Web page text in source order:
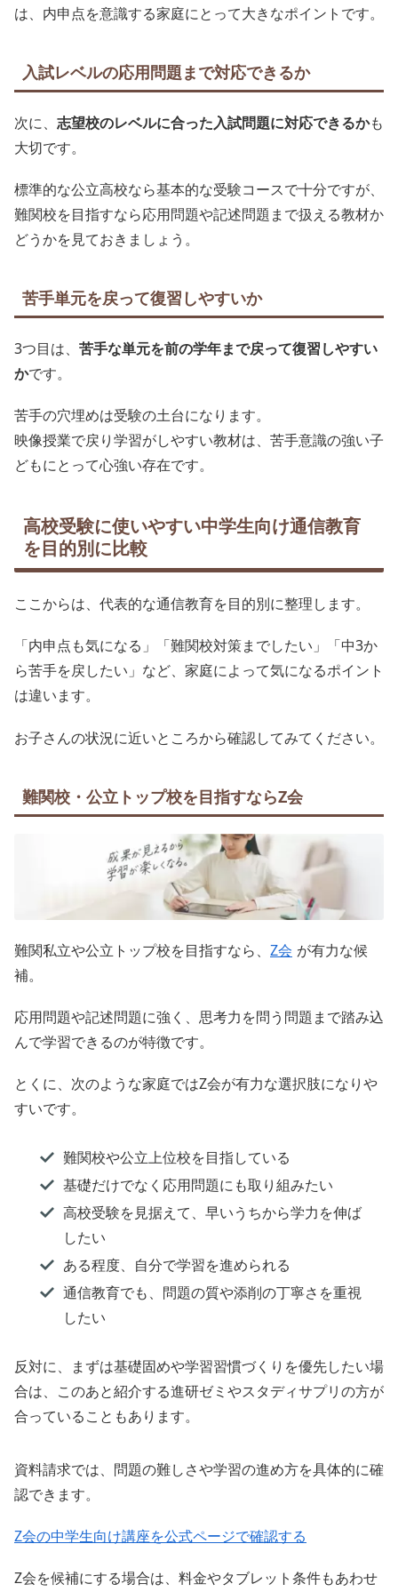
は、内申点を意識する家庭にとって大きなポイントです。
入試レベルの応用問題まで対応できるか
次に、 志望校のレベルに合った入試問題に対応できるかも
大切です。
標準的な公立高校なら基本的な受験コースで十分ですが、
難関校を目指すなら応用問題や記述問題まで扱える教材か
どうかを見ておきましょう。
苦手単元を戻って復習しやすいか
3つ目は、 苦手な単元を前の学年まで戻って復習しやすい
かです。
苦手の穴埋めは受験の土台になります。
映像授業で戻り学習がしやすい教材は、苦手意識の強い子
どもにとって心強い存在です。
高校受験に使いやすい中学生向け通信教育
を目的別に比較
ここからは、代表的な通信教育を目的別に整理します。
「内申点も気になる」「難関校対策までしたい」「中3か
ら苦手を戻したい」など、家庭によって気になるポイント
は違います。
お子さんの状況に近いところから確認してみてください。
難関校・公立トップ校を目指すならZ会
難関私立や公立トップ校を目指すなら、 Z会 が有力な候
補。
応用問題や記述問題に強く、思考力を問う問題まで踏み込
んで学習できるのが特徴です。
とくに、次のような家庭ではZ会が有力な選択肢になりや
すいです。
難関校や公立上位校を目指している
基礎だけでなく応用問題にも取り組みたい
高校受験を見据えて、早いうちから学力を伸ば
したい
ある程度、自分で学習を進められる
通信教育でも、問題の質や添削の丁寧さを重視
したい
反対に、まずは基礎固めや学習習慣づくりを優先したい場
合は、このあと紹介する進研ゼミやスタディサプリの方が
合っていることもあります。
資料請求では、問題の難しさや学習の進め方を具体的に確
認できます。
Z会の中学生向け講座を公式ページで確認する
Z会を候補にする場合は、料金やタブレット条件もあわせ